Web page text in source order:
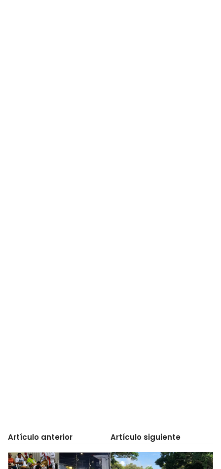
Artículo anterior Artículo siguiente